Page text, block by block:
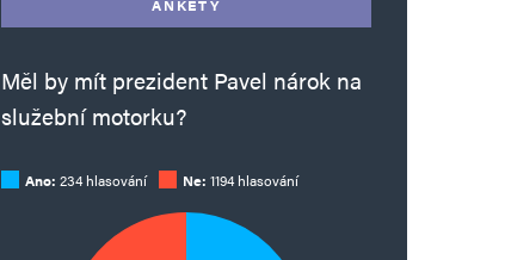
ANKETY
Měl by mít prezident Pavel nárok na
služební motorku?
Ano: 234 hlasování Ne: 1194 hlasování